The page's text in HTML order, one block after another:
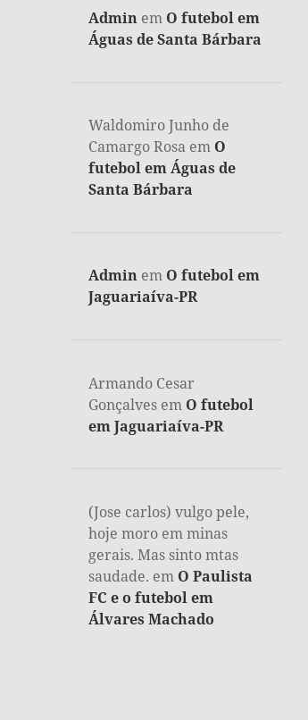
Admin em O futebol em
Águas de Santa Bárbara
Waldomiro Junho de
Camargo Rosa em O
futebol em Águas de
Santa Bárbara
Admin em O futebol em
Jaguariaíva-PR
Armando Cesar
Gonçalves em O futebol
em Jaguariaíva-PR
(Jose carlos) vulgo pele,
hoje moro em minas
gerais. Mas sinto mtas
saudade. em O Paulista
FC e o futebol em
Álvares Machado